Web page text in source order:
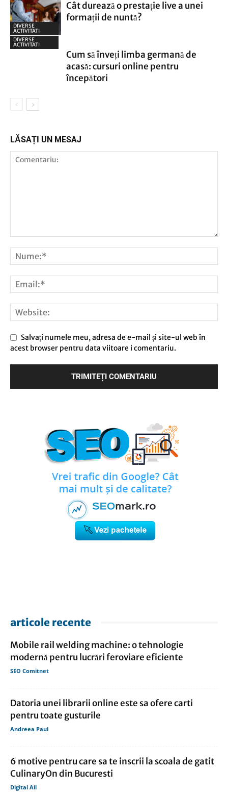
DIVERSE
ACTIVITATI
Cât durează o prestație live a unei
formații de nuntă?
DIVERSE
ACTIVITATI
Cum să înveți limba germană de
acasă: cursuri online pentru
începători
LĂSAȚI UN MESAJ
Salvați numele meu, adresa de e-mail și site-ul web în
acest browser pentru data viitoare i comentariu.
articole recente
Mobile rail welding machine: o tehnologie
modernă pentru lucrări feroviare eficiente
SEO Comitnet
Datoria unei librarii online este sa ofere carti
pentru toate gusturile
Andreea Paul
6 motive pentru care sa te inscrii la scoala de gatit
CulinaryOn din Bucuresti
Digital All